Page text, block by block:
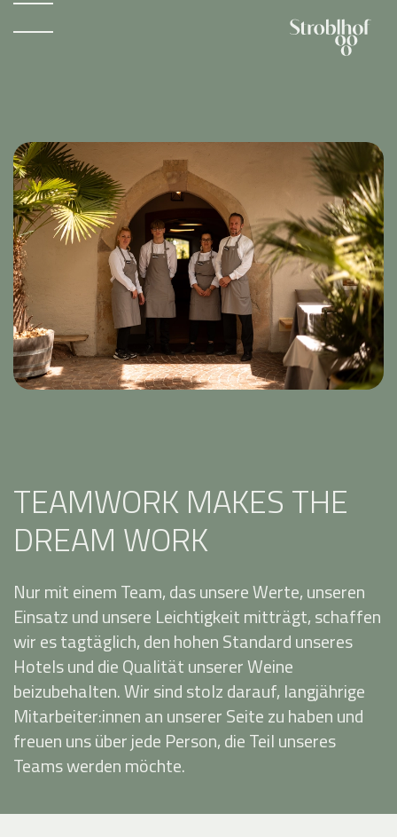
TEAMWORK MAKES THE
DREAM WORK
Nur mit einem Team, das unsere Werte, unseren
Einsatz und unsere Leichtigkeit mitträgt, schaffen
wir es tagtäglich, den hohen Standard unseres
Hotels und die Qualität unserer Weine
beizubehalten. Wir sind stolz darauf, langjährige
Mitarbeiter:innen an unserer Seite zu haben und
freuen uns über jede Person, die Teil unseres
Teams werden möchte.